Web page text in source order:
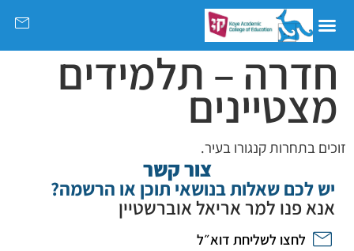
חדרה – תלמידים
מצטיינים
זוכים בתחרות קנגורו בעיר.
צור קשר
יש לכם שאלות בנושאי תוכן או הרשמה?
אנא פנו למר אריאל אוברשטיין
לחצו לשליחת דוא״ל